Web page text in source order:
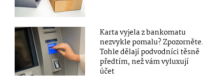
Karta vyjela z bankomatu
nezvykle pomalu? Zpozorněte.
Tohle dělají podvodníci těsně
předtím, než vám vyluxují
účet